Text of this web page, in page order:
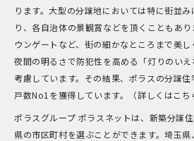
ります。大型の分譲地においては特に街並
り、各自治体の景観賞などを頂くこともあ
ウンゲートなど、街の細かなところまで美し
夜間の明るさで防犯性を高める「灯りのい
考慮しています。その結果、ポラスの分譲
戸数No1を獲得しています。（詳しくはこち
ポラスグループ ポラスネットは、新築分譲
県の市区町村を選ぶことができます。埼玉